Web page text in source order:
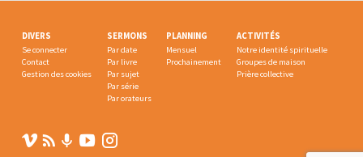
DIVERS
Se connecter
Contact
Gestion des cookies
SERMONS
Par date
Par livre
Par sujet
Par série
Par orateurs
PLANNING
Mensuel
Prochainement
ACTIVITÉS
Notre identité spirituelle
Groupes de maison
Prière collective